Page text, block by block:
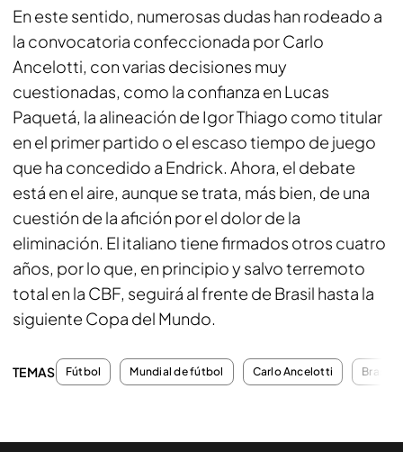
En este sentido, numerosas dudas han rodeado a
la convocatoria confeccionada por Carlo
Ancelotti, con varias decisiones muy
cuestionadas, como la confianza en Lucas
Paquetá, la alineación de Igor Thiago como titular
en el primer partido o el escaso tiempo de juego
que ha concedido a Endrick. Ahora, el debate
está en el aire, aunque se trata, más bien, de una
cuestión de la afición por el dolor de la
eliminación. El italiano tiene firmados otros cuatro
años, por lo que, en principio y salvo terremoto
total en la CBF, seguirá al frente de Brasil hasta la
siguiente Copa del Mundo.
TEMAS Fútbol Mundial de fútbol Carlo Ancelotti Brasil